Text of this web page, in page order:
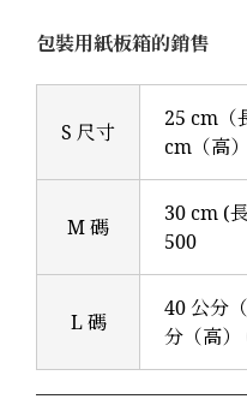
包裝用紙板箱的銷售
S 尺寸
25 cm（
cm（高
M 碼
30 cm (
500
L 碼
40 公分
分（高）